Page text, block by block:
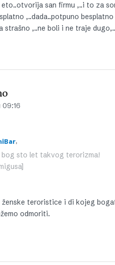
eto..otvorija san firmu ,..i to za
,..dada..potpuno
strašno ,..ne boli i ne traje
09:16
,
bog sto let takvog terorizma!
ženske teroristice i di kojeg
odmoriti.